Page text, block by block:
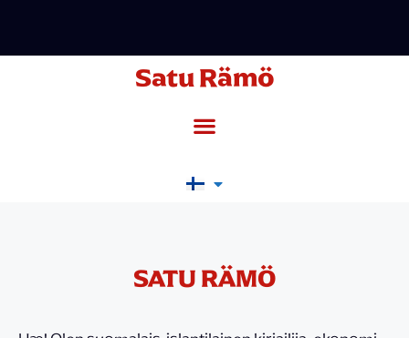
Satu Rämö
SATU RÄMÖ